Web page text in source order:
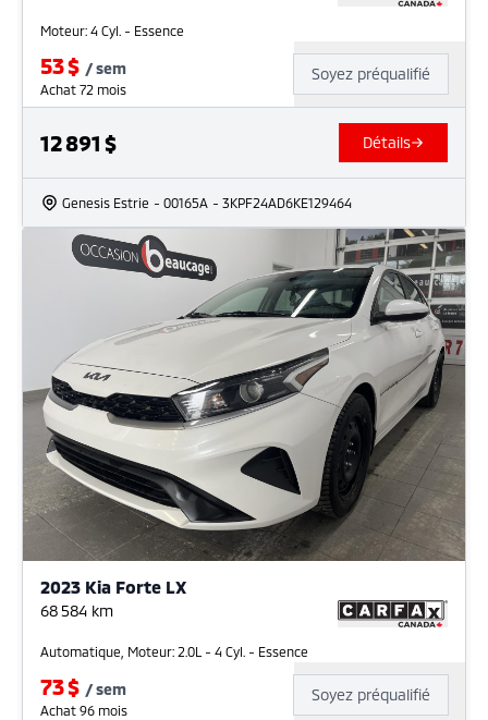
Moteur: 4 Cyl. - Essence
53$ /sem
Achat 72 mois
Soyez préqualifié
12 891 $ Détails
Genesis Estrie - 00165A - 3KPF24AD6KE129464
2023 Kia Forte LX
68 584 km
Automatique, Moteur: 2.0L - 4 Cyl. - Essence
73$ /sem
Achat 96 mois
Soyez préqualifié